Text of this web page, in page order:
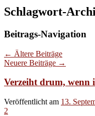
Schlagwort-
Beitrags-Navigation
← Ältere Beiträge
Neuere Beiträge →
Verzeiht drum, wenn
Veröffentlicht am 13.
2